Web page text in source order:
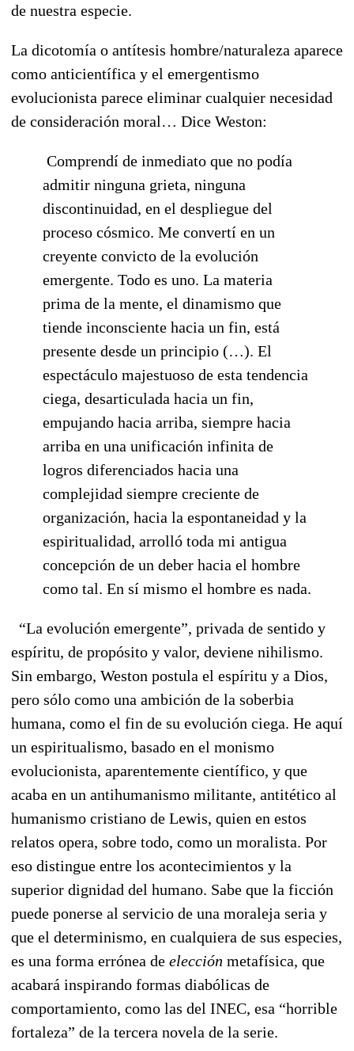
de nuestra especie.
La dicotomía o antítesis hombre/naturaleza aparece
como anticientífica y el emergentismo
evolucionista parece eliminar cualquier necesidad
de consideración moral… Dice Weston:
Comprendí de inmediato que no podía
admitir ninguna grieta, ninguna
discontinuidad, en el despliegue del
proceso cósmico. Me convertí en un
creyente convicto de la evolución
emergente. Todo es uno. La materia
prima de la mente, el dinamismo que
tiende inconsciente hacia un fin, está
presente desde un principio (…). El
espectáculo majestuoso de esta tendencia
ciega, desarticulada hacia un fin,
empujando hacia arriba, siempre hacia
arriba en una unificación infinita de
logros diferenciados hacia una
complejidad siempre creciente de
organización, hacia la espontaneidad y la
espiritualidad, arrolló toda mi antigua
concepción de un deber hacia el hombre
como tal. En sí mismo el hombre es nada.
“La evolución emergente”, privada de sentido y
espíritu, de propósito y valor, deviene nihilismo.
Sin embargo, Weston postula el espíritu y a Dios,
pero sólo como una ambición de la soberbia
humana, como el fin de su evolución ciega. He aquí
un espiritualismo, basado en el monismo
evolucionista, aparentemente científico, y que
acaba en un antihumanismo militante, antitético al
humanismo cristiano de Lewis, quien en estos
relatos opera, sobre todo, como un moralista. Por
eso distingue entre los acontecimientos y la
superior dignidad del humano. Sabe que la ficción
puede ponerse al servicio de una moraleja seria y
que el determinismo, en cualquiera de sus especies,
es una forma errónea de elección metafísica, que
acabará inspirando formas diabólicas de
comportamiento, como las del INEC, esa “horrible
fortaleza” de la tercera novela de la serie.